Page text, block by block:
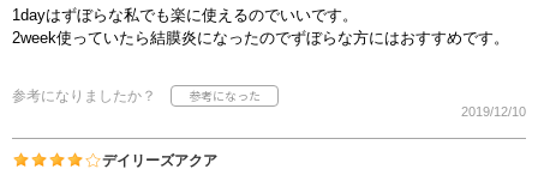
1dayはずぼらな私でも楽に使えるのでいいです。
2week使っていたら結膜炎になったのでずぼらな方にはおすすめです。
参考になりましたか？
2019/12/10
デイリーズアクア